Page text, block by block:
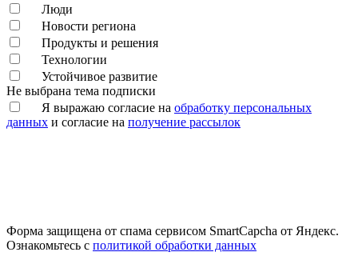
Люди
Новости региона
Продукты и решения
Технологии
Устойчивое развитие
Не выбрана тема подписки
Я выражаю согласие на обработку персональных
данных и согласие на получение рассылок
Форма защищена от спама сервисом SmartCapcha от Яндекс.
Ознакомьтесь с политикой обработки данных